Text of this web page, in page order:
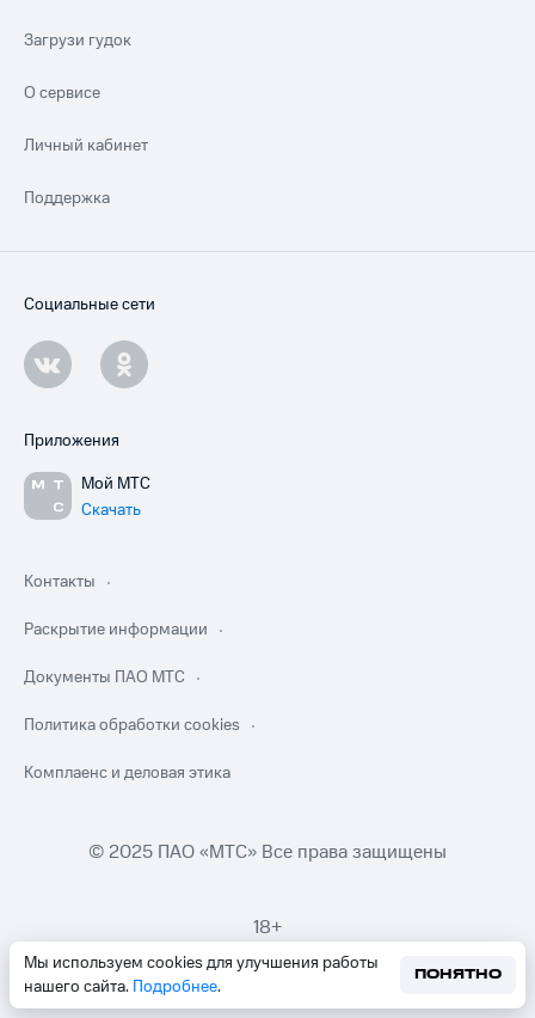
Мы используем cookies для улучшения работы
нашего сайта. Подробнее.
ПОНЯТНО
Загрузи гудок
О сервисе
Личный кабинет
Поддержка
Социальные сети
Приложения
Мой МТС
Скачать
Контакты
Раскрытие информации
Документы ПАО МТС
Политика обработки cookies
Комплаенс и деловая этика
© 2025 ПАО «МТС» Все права защищены
18+